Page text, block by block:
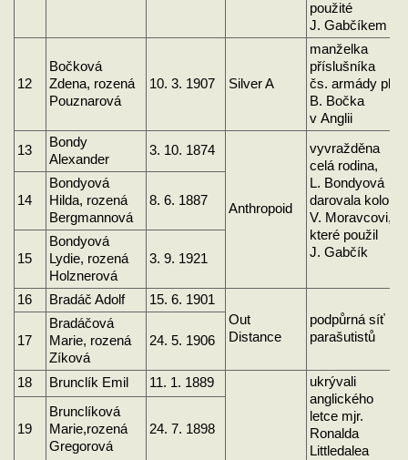
použité
J. Gabčíkem
12
Bočková
Zdena, rozená
Pouznarová
10. 3. 1907 Silver A
manželka
příslušníka
čs. armády plk.
B. Bočka
v Anglii
13
Bondy
Alexander
3. 10. 1874
Anthropoid
vyvražděna
celá rodina,
L. Bondyová
darovala kolo
V. Moravcovi,
které použil
J. Gabčík
14
Bondyová
Hilda, rozená
Bergmannová
8. 6. 1887
15
Bondyová
Lydie, rozená
Holznerová
3. 9. 1921
16 Bradáč Adolf
15. 6. 1901
Out
Distance
podpůrná síť
parašutistů
17
Bradáčová
Marie, rozená
Zíková
24. 5. 1906
18 Brunclík Emil 11. 1. 1889
ukrývali
anglického
letce mjr.
Ronalda
Littledalea
19
Brunclíková
Marie,rozená
Gregorová
24. 7. 1898